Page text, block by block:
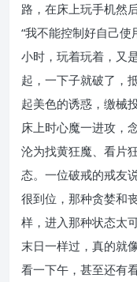
路，在床上玩手机然
“我不能控制好自己
小时，玩着玩着，又
起，一下子就破了，
起美色的诱惑，缴械
床上时心魔一进攻，
沦为找黄狂魔、看片
态。一位破戒的戒友
很到位，那种贪婪和
样，进入那种状态太
末日一样过，真的就
看一下午，甚至还有